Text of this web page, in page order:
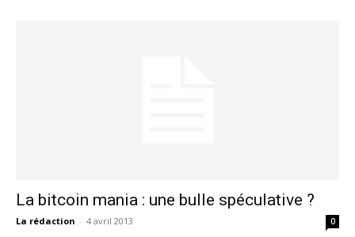
La bitcoin mania : une bulle spéculative ?
La rédaction - 4 avril 2013 0